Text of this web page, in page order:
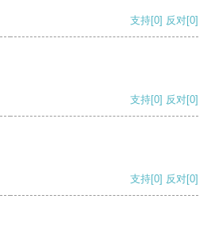
支持[0] 反对[0]
支持[0] 反对[0]
支持[0] 反对[0]